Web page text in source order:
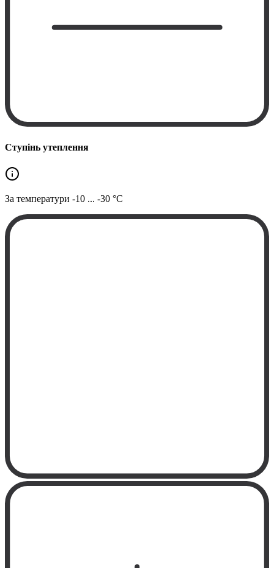
Ступінь утеплення
За температури -10 ... -30 °C